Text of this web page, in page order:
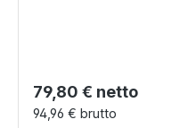
Regulärer Preis:
79,80 € netto
94,96 € brutto